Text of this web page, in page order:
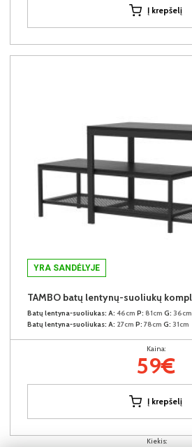
Kiekis:
Į krepšelį
YRA SANDĖLYJE
Batų lentyna-suoliukas: A: 46cm P: 81cm G: 36cm
Batų lentyna-suoliukas: A: 27cm P: 78cm G: 31cm
Kaina:
59€
Į krepšelį